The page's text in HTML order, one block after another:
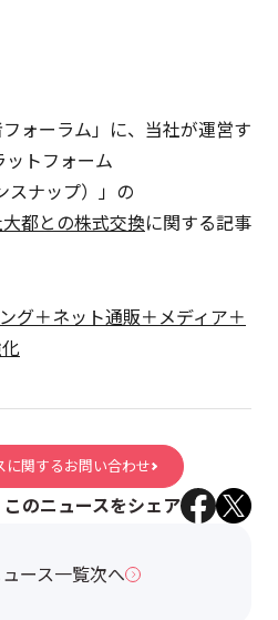
フォーラム」に、当社が運営す
トフォーム
スナップ）」の
都との株式交換に関する記事
グ＋ネット通販＋メディア＋
に関するお問い合わせ
このニュースをシェア
ース一覧次へ